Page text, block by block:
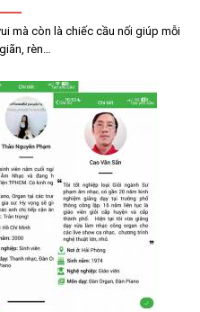
mà còn là chiếc cầu nối giúp mỗi
rèn…